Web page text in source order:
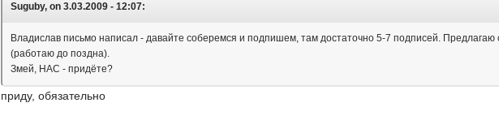
Suguby, on 3.03.2009 - 12:07:
Владислав письмо написал - давайте соберемся и подпишем, там достаточно 5-7 подписей. Предлагаю
(работаю до поздна).
Змей, НАС - придёте?
приду, обязательно